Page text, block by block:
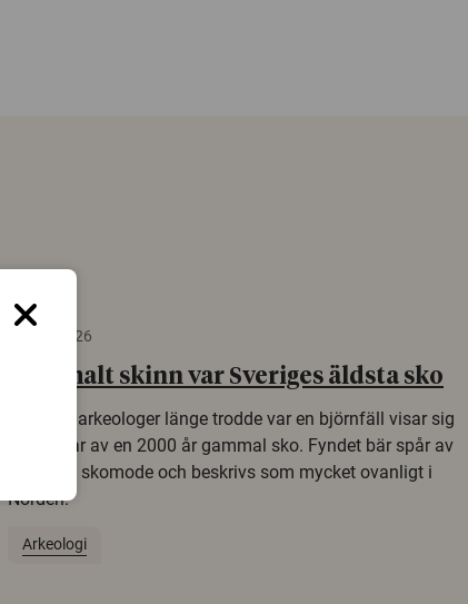
22 juni 2026
Gammalt skinn var Sveriges äldsta sko
Det som arkeologer länge trodde var en björnfäll visar sig
vara delar av en 2000 år gammal sko. Fyndet bär spår av
romerskt skomode och beskrivs som mycket ovanligt i
Norden.
Arkeologi